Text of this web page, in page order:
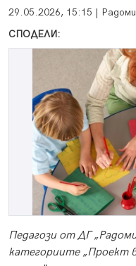
29.05.2026, 15:15 |
СПОДЕЛИ:
Педагози от ДГ
категориите „Проект